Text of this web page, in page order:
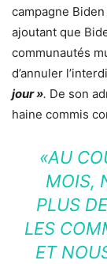
campagne
ajoutant que
communautés
d’annuler
jour ». De son
haine commis
«AU
MOIS,
PLUS
LES
ET